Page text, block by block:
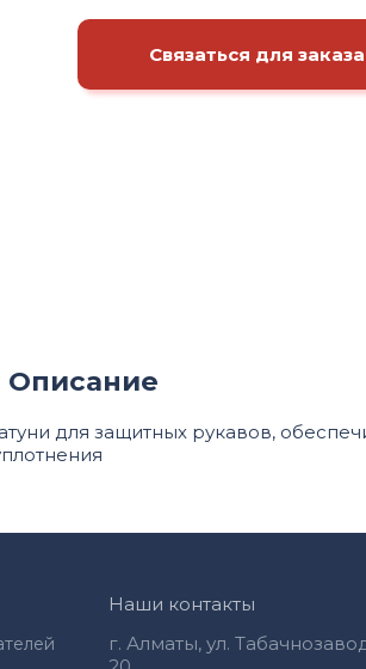
Связаться для заказа
Описание
для защитных рукавов,
Наши контакты
г. Алматы, ул.